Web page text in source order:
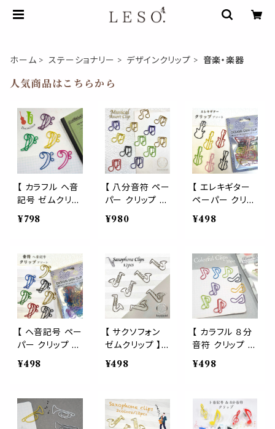
ホーム ステーショナリー デザインクリップ 音楽・楽器
人気商品はこちらから
【 カラフル ヘ音
記号 ゼムクリッ
プ 】5個入 ピン
ク パープル グリ
ルー アソート レ
インボー ピアノ
低音 吹奏楽 記
号 チューバ コン
トラバス ベース
トロンボーン 音
楽 楽譜 譜面 音
符 ペーパー 事
ー ブックマーカ
¥798
【 八分音符 ペー
パー クリップ 】1
2個入 アソート
カラフル ピアノ
ューバ コントラ
バス ベース ト
ロンボーン 音楽
譜面 音大 事務
用品 先生 歌手
演奏 バインダー
ブックマーカー
ピング
¥980
【 エレキギター
ペーパー クリッ
プ 】12個入 アソ
ート カラフル ロ
4 用紙 吹奏楽
記号 チューバ
コントラバス ベ
ース トロンボー
ン 音楽 楽譜 譜
面 音符 ペーパ
ー 事務用品 先
生 歌手 演奏 バ
マーカー プレゼ
¥498
【 ヘ音記号 ペー
パー クリップ 】1
5個入 アソート
カラフル ピアノ
吹奏楽 記号 チ
ューバ コントラ
バス ベース ト
¥498
【 サクソフォン
ゼムクリップ 】 1
2個入 シルバー
ジャズ 吹奏楽
器 趣味 演奏 ラ
イブ かっこいい
文房具 事務用
¥498
【 カラフル ８分
音符 クリップ ア
ソート 】 30個入
り 旗 6色 ランダ
赤 青 緑 紫 黒
黄 ポップ リズム
音楽 楽譜 ペー
¥498